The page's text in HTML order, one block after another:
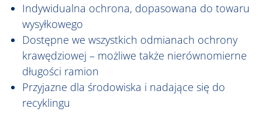
Indywidualna ochrona, dopasowana do towaru
wysyłkowego
Dostępne we wszystkich odmianach ochrony
krawędziowej – możliwe także nierównomierne
długości ramion
Przyjazne dla środowiska i nadające się do
recyklingu